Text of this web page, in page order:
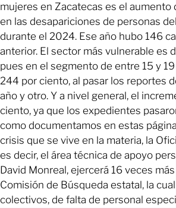
mujeres en Zacatecas es el aumento
en las desapariciones de personas
durante el 2024. Ese año hubo 146
anterior. El sector más vulnerable es
pues en el segmento de entre 15 y
244 por ciento, al pasar los reportes
año y otro. Y a nivel general, el
ciento, ya que los expedientes
como documentamos en estas
crisis que se vive en la materia, la
es decir, el área técnica de apoyo
David Monreal, ejercerá 16 veces
Comisión de Búsqueda estatal, la
colectivos, de falta de personal